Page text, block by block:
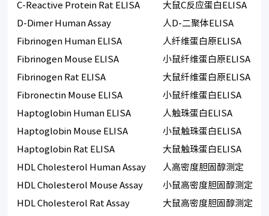
C-Reactive Protein Rat ELISA
大鼠C反应蛋白ELISA
D-Dimer Human Assay
人D-二聚体ELISA
Fibrinogen Human ELISA
人纤维蛋白原ELISA
Fibrinogen Mouse ELISA
小鼠纤维蛋白原ELISA
Fibrinogen Rat ELISA
大鼠纤维蛋白原ELISA
Fibronectin Mouse ELISA
小鼠纤维蛋白ELISA
Haptoglobin Human ELISA
人触珠蛋白ELISA
Haptoglobin Mouse ELISA
小鼠触珠蛋白ELISA
Haptoglobin Rat ELISA
大鼠触珠蛋白ELISA
HDL Cholesterol Human Assay
人高密度胆固醇测定
HDL Cholesterol Mouse Assay
小鼠高密度胆固醇测定
HDL Cholesterol Rat Assay
大鼠高密度胆固醇测定